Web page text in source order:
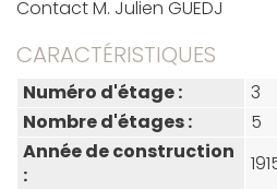
Contact M. Julien GUEDJ
CARACTÉRISTIQUES
Numéro d'étage :
3
Nombre d'étages :
5
Année de construction
: